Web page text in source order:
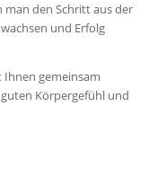
man den Schritt aus der
und Erfolg
Ihnen gemeinsam
Körpergefühl und